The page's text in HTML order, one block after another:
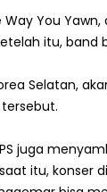
Way You
itu, band
Selatan,
juga
itu, konser